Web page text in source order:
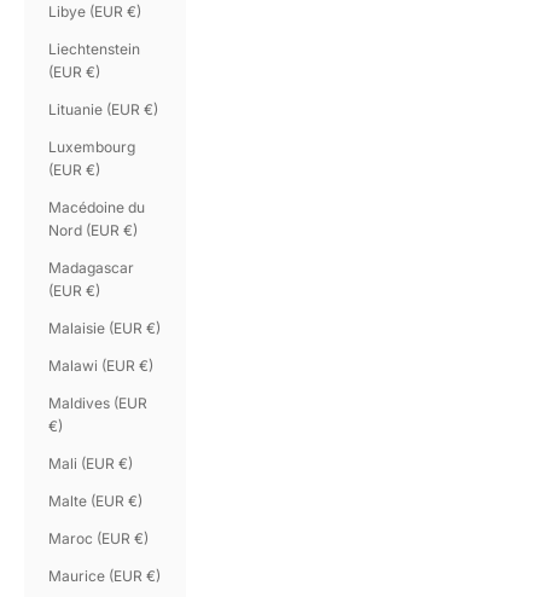
Libye (EUR €)
Liechtenstein
(EUR €)
Lituanie (EUR €)
Luxembourg
(EUR €)
Macédoine du
Nord (EUR €)
Madagascar
(EUR €)
Malaisie (EUR €)
Malawi (EUR €)
Maldives (EUR
€)
Mali (EUR €)
Malte (EUR €)
Maroc (EUR €)
Maurice (EUR €)